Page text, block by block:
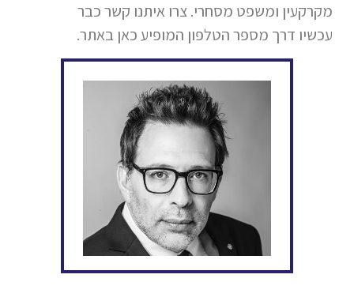
מקרקעין ומשפט מסחרי. צרו איתנו קשר כבר
עכשיו דרך מספר הטלפון המופיע כאן באתר.